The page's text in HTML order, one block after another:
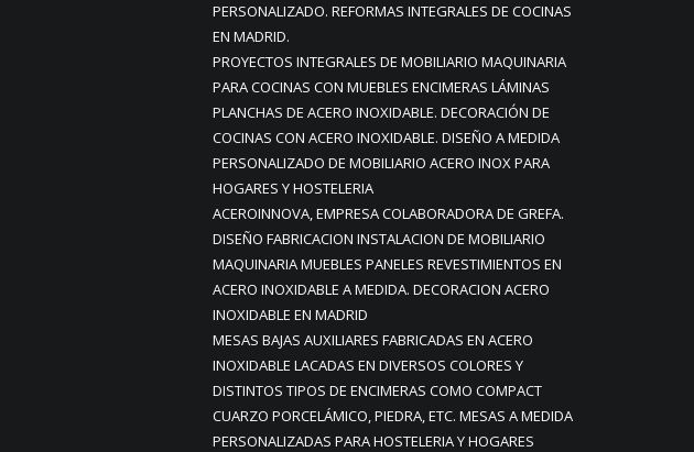
PERSONALIZADO. REFORMAS INTEGRALES DE COCINAS
EN MADRID.
PROYECTOS INTEGRALES DE MOBILIARIO MAQUINARIA
PARA COCINAS CON MUEBLES ENCIMERAS LÁMINAS
PLANCHAS DE ACERO INOXIDABLE. DECORACIÓN DE
COCINAS CON ACERO INOXIDABLE. DISEÑO A MEDIDA
PERSONALIZADO DE MOBILIARIO ACERO INOX PARA
HOGARES Y HOSTELERIA
ACEROINNOVA, EMPRESA COLABORADORA DE GREFA.
DISEÑO FABRICACION INSTALACION DE MOBILIARIO
MAQUINARIA MUEBLES PANELES REVESTIMIENTOS EN
ACERO INOXIDABLE A MEDIDA. DECORACION ACERO
INOXIDABLE EN MADRID
MESAS BAJAS AUXILIARES FABRICADAS EN ACERO
INOXIDABLE LACADAS EN DIVERSOS COLORES Y
DISTINTOS TIPOS DE ENCIMERAS COMO COMPACT
CUARZO PORCELÁMICO, PIEDRA, ETC. MESAS A MEDIDA
PERSONALIZADAS PARA HOSTELERIA Y HOGARES